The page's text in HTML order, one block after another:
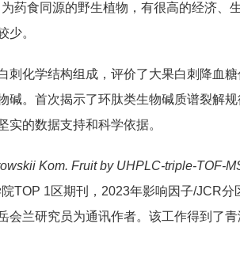
药食同源的野生植物，有很高的经济、
少。
化学结构组成，评价了大果白刺降血
。首次揭示了环肽类生物碱质谱裂解
的数据支持和科学依据。
Kom. Fruit by UHPLC-triple-TOF-
TOP 1区期刊，2023年影响因子/JCR分
兰研究员为通讯作者。该工作得到了